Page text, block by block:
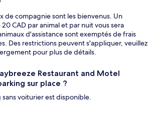
de compagnie sont les bienvenus. Un
CAD par animal et par nuit vous sera
d'assistance sont exemptés de frais
Des restrictions peuvent s'appliquer, veuillez
pour plus de détails.
Restaurant and Motel
sur place ?
voiturier est disponible.